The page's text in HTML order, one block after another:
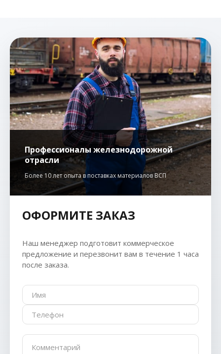
Профессионалы железнодорожной
отрасли
Более 10 лет опыта в поставках материалов ВСП
ОФОРМИТЕ ЗАКАЗ
Наш менеджер подготовит коммерческое
предложение и перезвонит вам в течение 1 часа
после заказа.